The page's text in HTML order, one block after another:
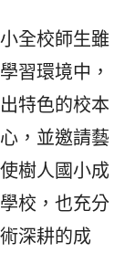
全校師生雖
習環境中，
特色的校本
，並邀請藝
樹人國小成
校，也充分
深耕的成